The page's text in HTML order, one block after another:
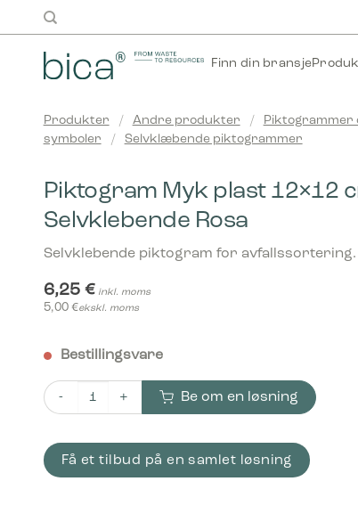
to
content
Finn din bransje
Produkter / Andre produkter /
Piktogrammer
symboler
/ Selvklæbende piktogrammer
Piktogram Myk plast 12×12
Selvklebende Rosa
Selvklebende piktogram for avfallssortering.
6,25 € inkl. moms
5,00 €ekskl. moms
Bestillingsvare
Piktogram Myk plast 12x12 cm Selvklebende Rosa
Be om en løsning
Få et tilbud på en samlet løsning